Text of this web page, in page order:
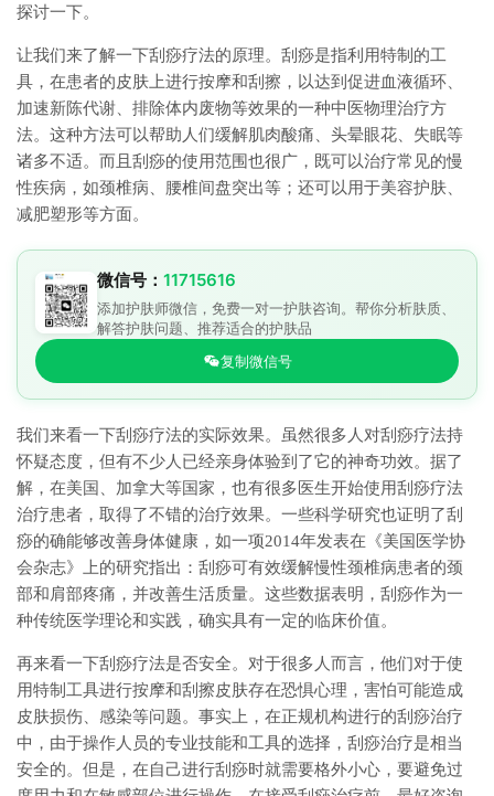
探讨一下。
让我们来了解一下刮痧疗法的原理。刮痧是指利用特制的工
具，在患者的皮肤上进行按摩和刮擦，以达到促进血液循环、
加速新陈代谢、排除体内废物等效果的一种中医物理治疗方
法。这种方法可以帮助人们缓解肌肉酸痛、头晕眼花、失眠等
诸多不适。而且刮痧的使用范围也很广，既可以治疗常见的慢
性疾病，如颈椎病、腰椎间盘突出等；还可以用于美容护肤、
减肥塑形等方面。
微信号： 11715616
添加护肤师微信，免费一对一护肤咨询。帮你分析肤质、
解答护肤问题、推荐适合的护肤品
复制微信号
我们来看一下刮痧疗法的实际效果。虽然很多人对刮痧疗法持
怀疑态度，但有不少人已经亲身体验到了它的神奇功效。据了
解，在美国、加拿大等国家，也有很多医生开始使用刮痧疗法
治疗患者，取得了不错的治疗效果。一些科学研究也证明了刮
痧的确能够改善身体健康，如一项2014年发表在《美国医学协
会杂志》上的研究指出：刮痧可有效缓解慢性颈椎病患者的颈
部和肩部疼痛，并改善生活质量。这些数据表明，刮痧作为一
种传统医学理论和实践，确实具有一定的临床价值。
再来看一下刮痧疗法是否安全。对于很多人而言，他们对于使
用特制工具进行按摩和刮擦皮肤存在恐惧心理，害怕可能造成
皮肤损伤、感染等问题。事实上，在正规机构进行的刮痧治疗
中，由于操作人员的专业技能和工具的选择，刮痧治疗是相当
安全的。但是，在自己进行刮痧时就需要格外小心，要避免过